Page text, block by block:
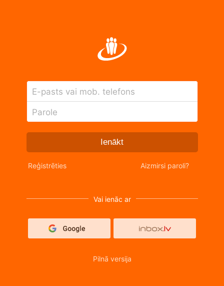
E-pasts vai mob. telefons
Parole
Ienākt
Reģistrēties Aizmirsi paroli?
Vai ienāc ar
Pilnā versija